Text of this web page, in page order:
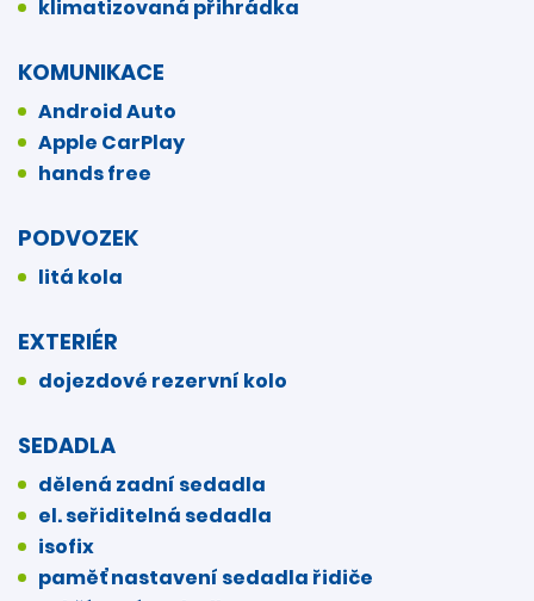
klimatizovaná přihrádka
KOMUNIKACE
Android Auto
Apple CarPlay
hands free
PODVOZEK
litá kola
EXTERIÉR
dojezdové rezervní kolo
SEDADLA
dělená zadní sedadla
el. seřiditelná sedadla
isofix
paměť nastavení sedadla řidiče